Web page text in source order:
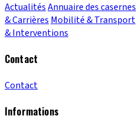
ActualitésAnnuaire des casernes
& Carrières Mobilité & Transport
& Interventions
Contact
Contact
Informations